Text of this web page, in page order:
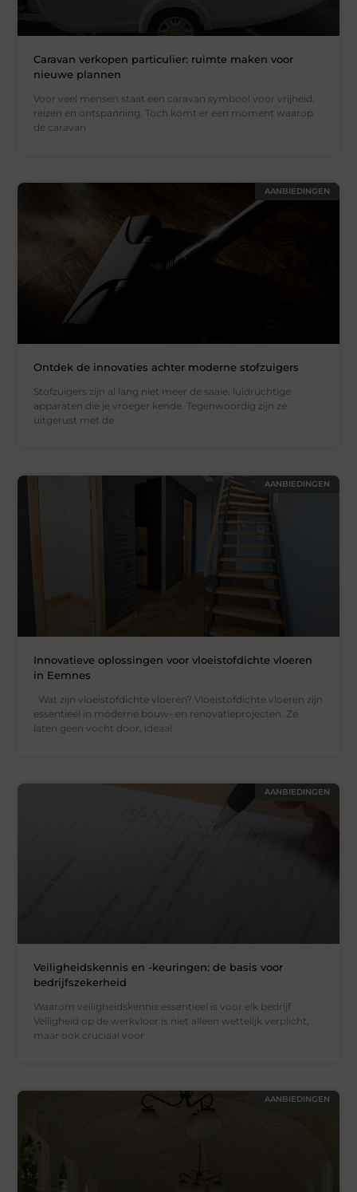
Caravan verkopen particulier: ruimte maken voor
nieuwe plannen
Voor veel mensen staat een caravan symbool voor vrijheid,
reizen en ontspanning. Toch komt er een moment waarop
de caravan
AANBIEDINGEN
Ontdek de innovaties achter moderne stofzuigers
Stofzuigers zijn al lang niet meer de saaie, luidruchtige
apparaten die je vroeger kende. Tegenwoordig zijn ze
uitgerust met de
AANBIEDINGEN
Innovatieve oplossingen voor vloeistofdichte vloeren
in Eemnes
Wat zijn vloeistofdichte vloeren? Vloeistofdichte vloeren zijn
essentieel in moderne bouw- en renovatieprojecten. Ze
laten geen vocht door, ideaal
AANBIEDINGEN
Veiligheidskennis en -keuringen: de basis voor
bedrijfszekerheid
Waarom veiligheidskennis essentieel is voor elk bedrijf
Veiligheid op de werkvloer is niet alleen wettelijk verplicht,
maar ook cruciaal voor
AANBIEDINGEN